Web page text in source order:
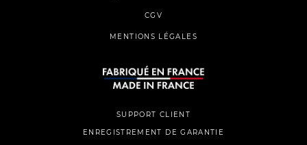
CGV
MENTIONS LÉGALES
SUPPORT CLIENT
ENREGISTREMENT DE GARANTIE